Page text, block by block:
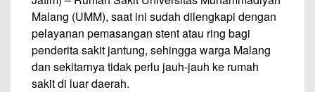
Malang (UMM), saat ini sudah dilengkapi dengan
pelayanan pemasangan stent atau ring bagi
penderita sakit jantung, sehingga warga Malang
dan sekitarnya tidak perlu jauh-jauh ke rumah
sakit di luar daerah.